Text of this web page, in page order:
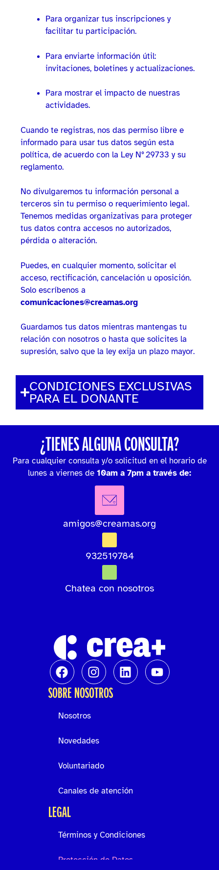
Para organizar tus inscripciones y
facilitar tu participación.
Para enviarte información útil:
invitaciones, boletines y actualizaciones.
Para mostrar el impacto de nuestras
actividades.
Cuando te registras, nos das permiso libre e
informado para usar tus datos según esta
política, de acuerdo con la Ley N° 29733 y su
reglamento.
No divulgaremos tu información personal a
terceros sin tu permiso o requerimiento legal.
Tenemos medidas organizativas para proteger
tus datos contra accesos no autorizados,
pérdida o alteración.
Puedes, en cualquier momento, solicitar el
acceso, rectificación, cancelación u oposición.
Solo escríbenos a
comunicaciones@creamas.org
Guardamos tus datos mientras mantengas tu
relación con nosotros o hasta que solicites la
supresión, salvo que la ley exija un plazo mayor.
CONDICIONES EXCLUSIVAS
PARA EL DONANTE
¿TIENES ALGUNA CONSULTA?
Para cualquier consulta y/o solicitud en el horario de
lunes a viernes de 10am a 7pm a través de:
amigos@creamas.org
932519784
Chatea con nosotros
SOBRE NOSOTROS
Nosotros
Novedades
Voluntariado
Canales de atención
LEGAL
Términos y Condiciones
Protección de Datos